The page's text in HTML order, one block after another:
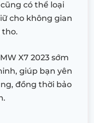
có thể loại
cho không gian
tho.
X7 2023 sớm
giúp bạn yên
đồng thời bảo